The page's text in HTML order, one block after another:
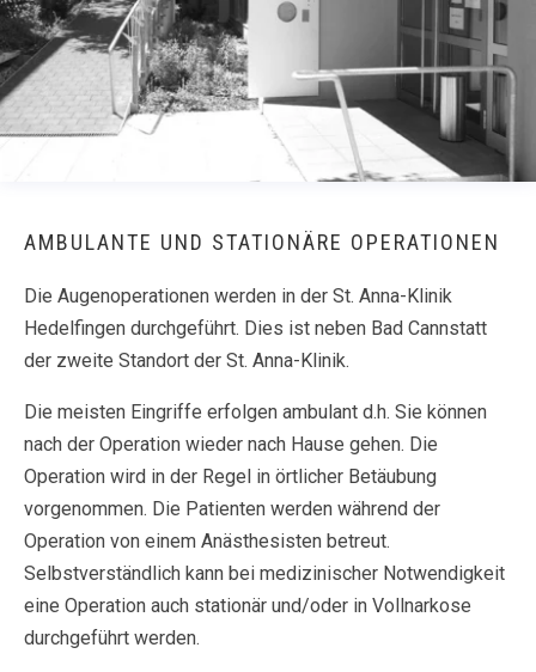
AMBULANTE UND STATIONÄRE OPERATIONEN
Die Augenoperationen werden in der St. Anna-Klinik
Hedelfingen durchgeführt. Dies ist neben Bad Cannstatt
der zweite Standort der St. Anna-Klinik.
Die meisten Eingriffe erfolgen ambulant d.h. Sie können
nach der Operation wieder nach Hause gehen. Die
Operation wird in der Regel in örtlicher Betäubung
vorgenommen. Die Patienten werden während der
Operation von einem Anästhesisten betreut.
Selbstverständlich kann bei medizinischer Notwendigkeit
eine Operation auch stationär und/oder in Vollnarkose
durchgeführt werden.